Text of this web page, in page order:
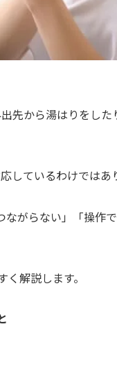
先から湯はりをし
しているわけではあ
がらない」「操作
解説します。